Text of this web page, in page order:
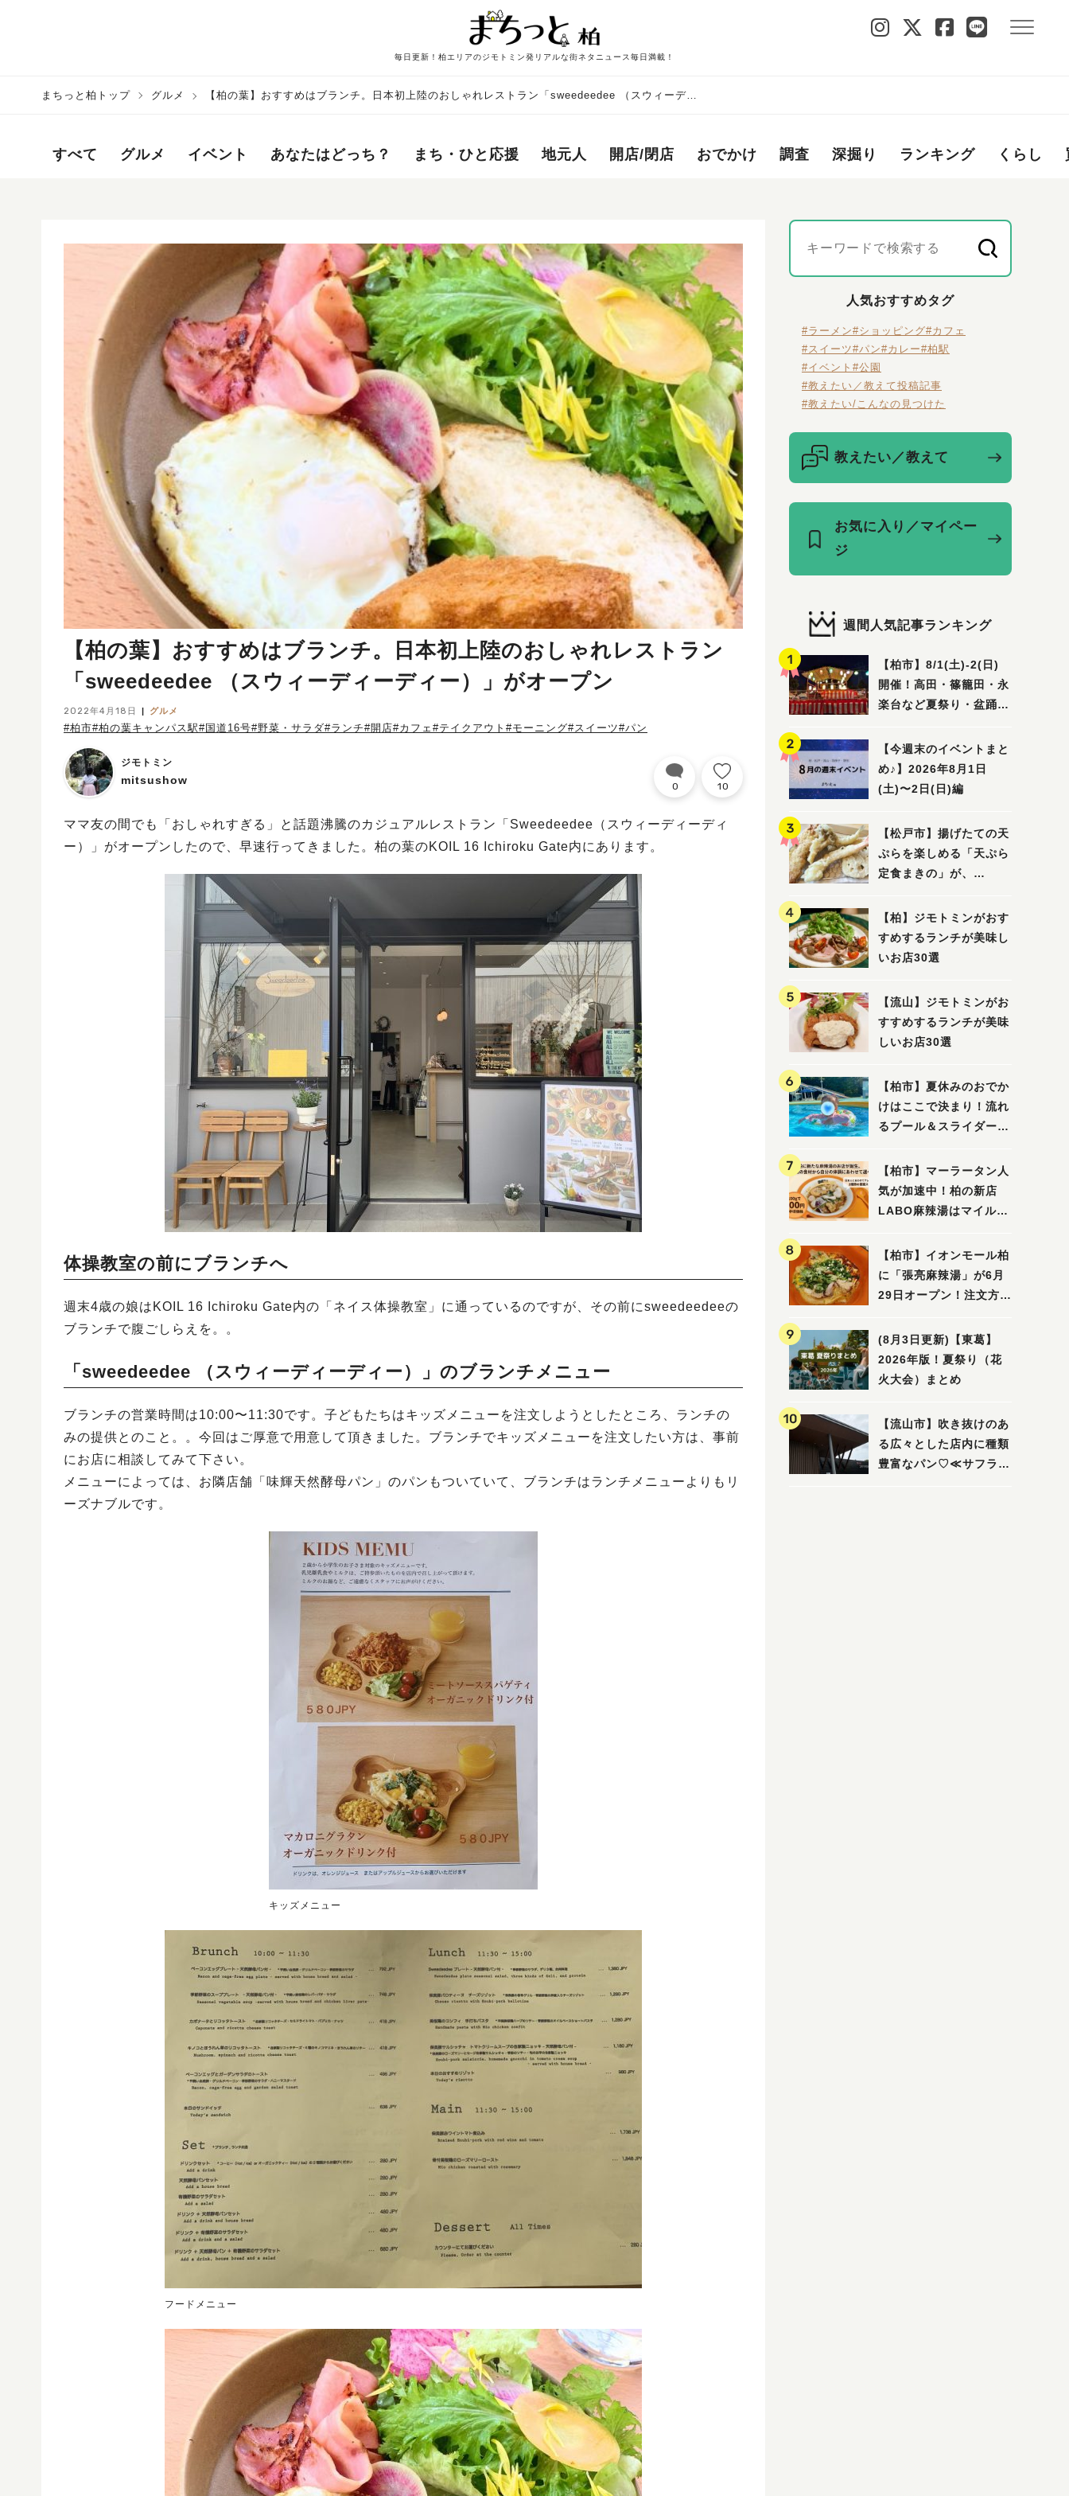
毎日更新！柏エリアのジモトミン発リアルな街ネタニュース毎日満載！
まちっと柏トップ グルメ
【柏の葉】おすすめはブランチ。日本初上陸のおしゃれレストラン「sweedeedee （スウィーディ
すべて グルメ イベント あなたはどっち？ まち・ひと応援 地元人 開店/閉店 おでかけ 調査 深掘り ランキング くらし
【柏の葉】おすすめはブランチ。日本初上陸のおしゃれレストラン
「sweedeedee （スウィーディーディー）」がオープン
2022年4月18日 グルメ
#柏市#柏の葉キャンパス駅#国道16号#野菜・サラダ#ランチ#開店#カフェ #テイクアウト #モーニング#スイーツ#パン
ジモトミン
mitsushow 0 10
ママ友の間でも「おしゃれすぎる」と話題沸騰のカジュアルレストラン「Sweedeedee（スウィーディーディ
ー）」がオープンしたので、早速行ってきました。柏の葉のKOIL 16 Ichiroku Gate内にあります。
体操教室の前にブランチへ
週末4歳の娘はKOIL 16 Ichiroku Gate内の「ネイス体操教室」に通っているのですが、その前にsweedeedeeの
ブランチで腹ごしらえを。。
「sweedeedee （スウィーディーディー）」のブランチメニュー
ブランチの営業時間は10:00〜11:30です。子どもたちはキッズメニューを注文しようとしたところ、ランチの
みの提供とのこと。。今回はご厚意で用意して頂きました。ブランチでキッズメニューを注文したい方は、事前
にお店に相談してみて下さい。
メニューによっては、お隣店舗「味輝天然酵母パン」のパンもついていて、ブランチはランチメニューよりもリ
ーズナブルです。
キッズメニュー
フードメニュー
人気おすすめタグ
#ラーメン#ショッピング#カフェ
#スイーツ#パン#カレー#柏駅
#イベント #公園
#教えたい／教えて投稿記事
#教えたい/こんなの見つけた
教えたい／教えて
お気に入り／マイペー
ジ
週間人気記事ランキング
【柏市】8/1(土)‐2(日)
開催！高田・篠籠田・永
楽台など夏祭り・盆踊り
【今週末のイベントまと
め♪】2026年8月1日
(土)〜2日(日)編
【松戸市】揚げたての天
ぷらを楽しめる「天ぷら
定食まきの」が、
【柏】ジモトミンがおす
すめするランチが美味し
いお店30選
【流山】ジモトミンがお
すすめするランチが美味
しいお店30選
【柏市】夏休みのおでか
けはここで決まり！流れ
るプール＆スライダーに
ル」を親子で満喫してき
ました！
【柏市】マーラータン人
気が加速中！柏の新店
LABO麻辣湯はマイルド
【柏市】イオンモール柏
に「張亮麻辣湯」が6月
29日オープン！注文方法
ビュー
(8月3日更新)【東葛】
2026年版！夏祭り（花
火大会）まとめ
【流山市】吹き抜けのあ
る広々とした店内に種類
豊富なパン♡≪サフラン